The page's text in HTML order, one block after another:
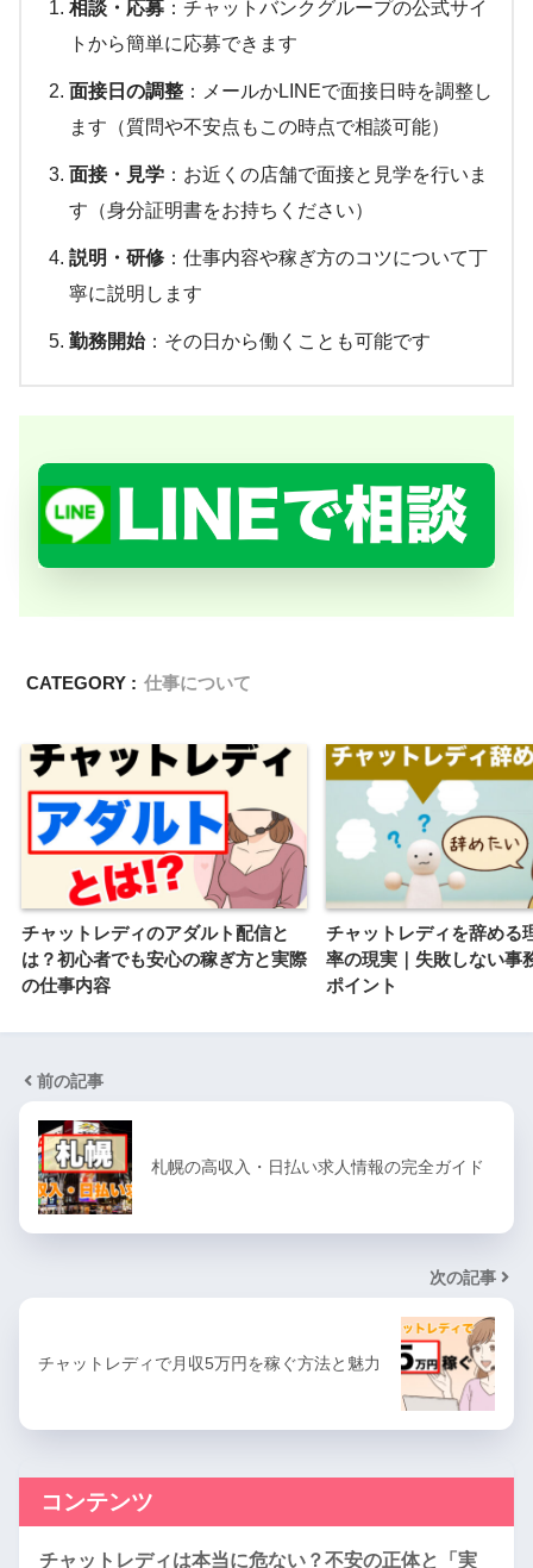
相談・応募 ：チャットバンクグループの公式サイ
トから簡単に応募できます
面接日の調整 ：メールかLINEで面接日時を調整し
ます（質問や不安点もこの時点で相談可能）
面接・見学 ：お近くの店舗で面接と見学を行いま
す（身分証明書をお持ちください）
説明・研修 ：仕事内容や稼ぎ方のコツについて丁
寧に説明します
勤務開始：その日から働くことも可能です
CATEGORY : 仕事について
チャットレディのアダルト配信と
は？初心者でも安心の稼ぎ方と実際
の仕事内容
チャットレディを辞める
率の現実｜失敗しない事
ポイント
前の記事
札幌の高収入・日払い求人情報の完全ガイド
次の記事
チャットレディで月収5万円を稼ぐ方法と魅力
コンテンツ
チャットレディは本当に危ない？不安の正体と「実